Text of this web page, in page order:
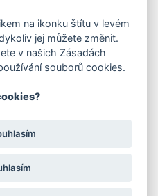
140 00
A SKLAD
na ikonku štítu v levém
jej můžete změnit.
v našich Zásadách
souborů cookies.